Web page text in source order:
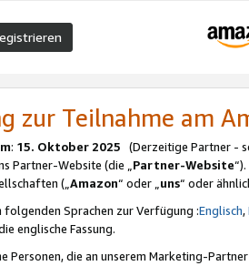
zur Teilnahme am
: 15. Oktober 2025 (Derzeitige Partner -
Partner-Website (die „Partner-Website
(„Amazon“ oder „uns“ oder
folgenden Sprachen zur Verfügung :Englisch,
englische Fassung.
Personen, die an unserem Marketing-